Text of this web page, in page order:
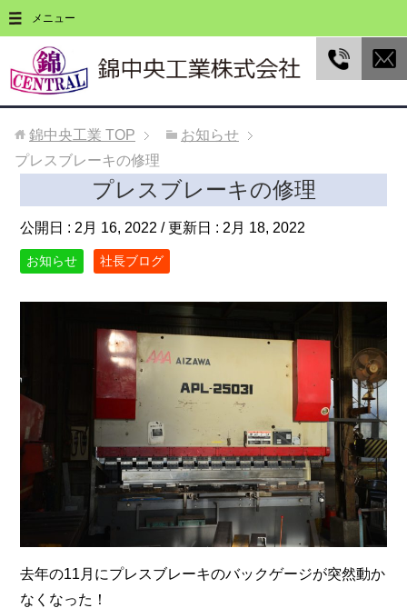
メニュー
錦中央工業 TOP
お知らせ
プレスブレーキの修理
プレスブレーキの修理
公開日 : 2月 16, 2022 / 更新日 : 2月 18, 2022
お知らせ 社長ブログ
去年の11月にプレスブレーキのバックゲージが突然動か
なくなった！